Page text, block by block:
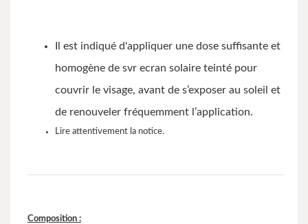
Il est indiqué d'appliquer une dose suffisante et
homogène de svr ecran solaire teinté pour
couvrir le visage, avant de s’exposer au soleil et
de renouveler fréquemment l’application.
Lire attentivement la notice.
Composition :